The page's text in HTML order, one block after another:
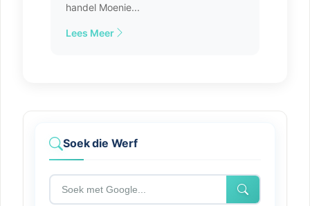
handel Moenie...
Lees Meer
Soek die Werf